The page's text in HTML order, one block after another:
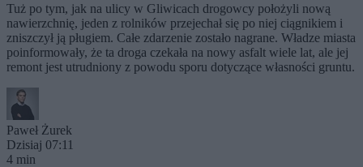
Tuż po tym, jak na ulicy w Gliwicach drogowcy położyli nową
nawierzchnię, jeden z rolników przejechał się po niej ciągnikiem i
zniszczył ją pługiem. Całe zdarzenie zostało nagrane. Władze miasta
poinformowały, że ta droga czekała na nowy asfalt wiele lat, ale jej
remont jest utrudniony z powodu sporu dotyczące własności gruntu.
Paweł Żurek
Dzisiaj 07:11
4 min